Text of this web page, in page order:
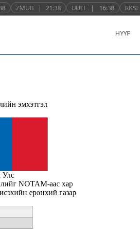
ZMUB | 21:38 UUEE | 16:38 RKSI
НҮҮР